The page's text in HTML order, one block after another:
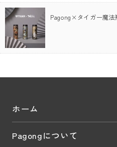
Pagong×タイガー魔
ホーム
Pagongについて